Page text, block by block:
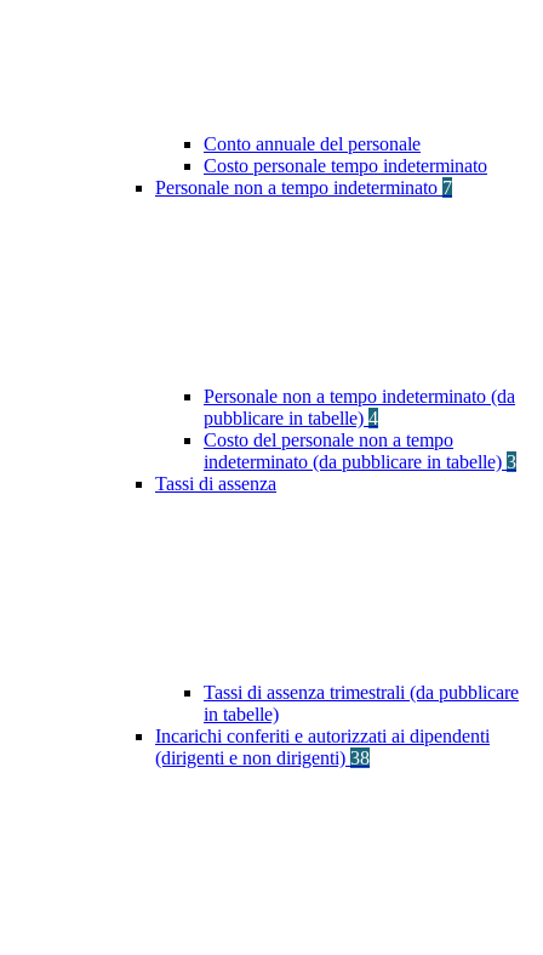
Conto annuale del personale
Costo personale tempo indeterminato
Personale non a tempo indeterminato 7
Personale non a tempo indeterminato (da
pubblicare in tabelle) 4
Costo del personale non a tempo
indeterminato (da pubblicare in tabelle) 3
Tassi di assenza
Tassi di assenza trimestrali (da pubblicare
in tabelle)
Incarichi conferiti e autorizzati ai dipendenti
(dirigenti e non dirigenti) 38